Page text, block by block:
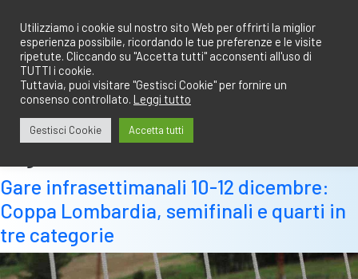
contenuto
Gare infrasettimanali 10-12 dicembre:
Coppa Lombardia, semifinali e quarti in
tre categorie
Utilizziamo i cookie sul nostro sito Web per offrirti la miglior
esperienza possibile, ricordando le tue preferenze e le visite
ripetute. Cliccando su "Accetta tutti" acconsenti all'uso di
TUTTI i cookie.
Tuttavia, puoi visitare "Gestisci Cookie" per fornire un
consenso controllato. Leggi tutto
Gestisci Cookie Accetta tutti